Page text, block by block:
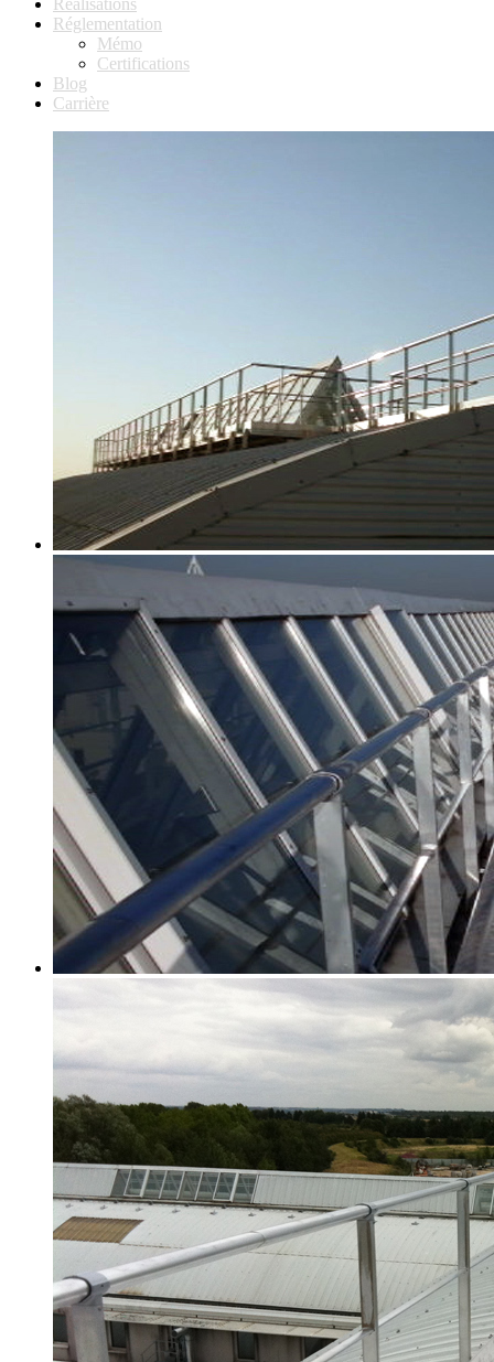
Réglementation
Mémo
Certifications
Blog
Carrière